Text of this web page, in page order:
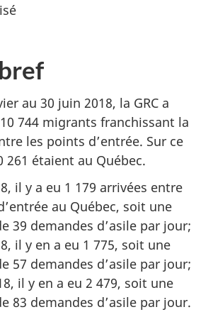
au 30 juin 2018, la GRC a
744 migrants franchissant la
les points d’entrée. Sur ce
261 étaient au Québec.
il y a eu 1 179 arrivées entre
au Québec, soit une
39 demandes d’asile par jour;
il y en a eu 1 775, soit une
57 demandes d’asile par jour;
il y en a eu 2 479, soit une
83 demandes d’asile par jour.